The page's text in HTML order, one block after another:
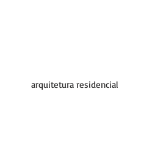
arquitetura residencial